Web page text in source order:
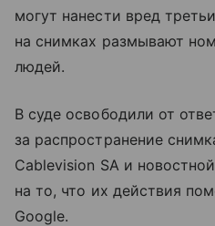
могут нанести вред
на снимках размывают
людей.
В суде освободили от
за распространение
Cablevision SA и
на то, что их действия
Google.